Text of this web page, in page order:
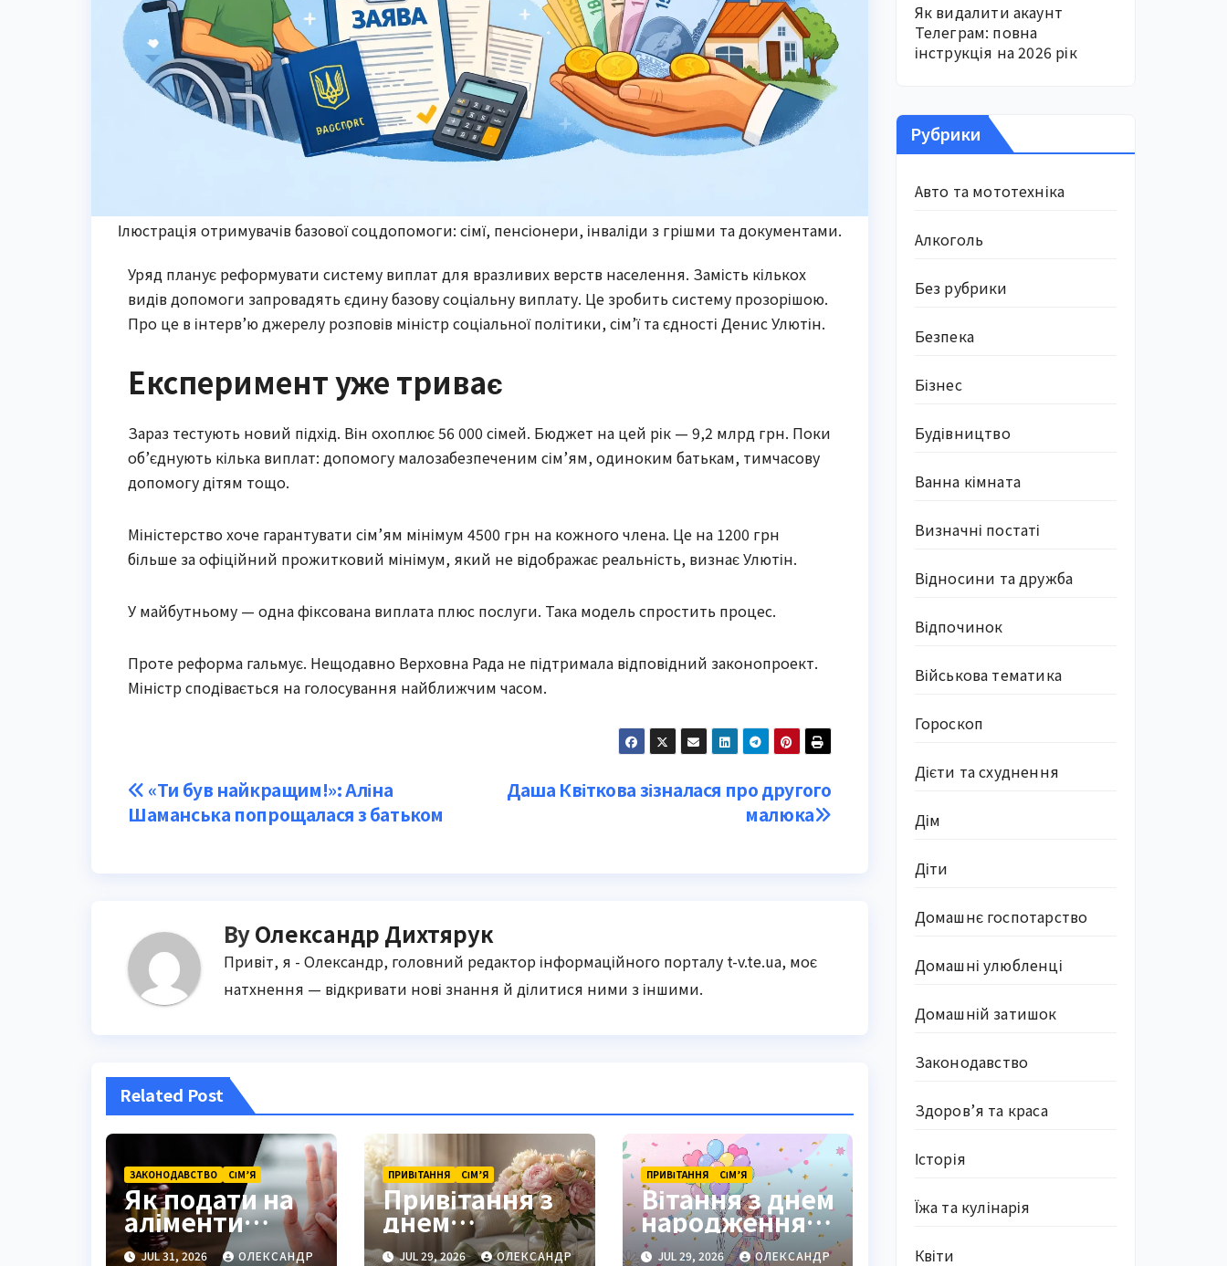
Ілюстрація отримувачів базової соцдопомоги: сімї, пенсіонери, інваліди з грішми та документами.
Уряд планує реформувати систему виплат для вразливих верств населення. Замість кількох
видів допомоги запровадять єдину базову соціальну виплату. Це зробить систему прозорішою.
Про це в інтерв’ю джерелу розповів міністр соціальної політики, сім’ї та єдності Денис Улютін.
Експеримент уже триває
Зараз тестують новий підхід. Він охоплює 56 000 сімей. Бюджет на цей рік — 9,2 млрд грн. Поки
об’єднують кілька виплат: допомогу малозабезпеченим сім’ям, одиноким батькам, тимчасову
допомогу дітям тощо.
Міністерство хоче гарантувати сім’ям мінімум 4500 грн на кожного члена. Це на 1200 грн
більше за офіційний прожитковий мінімум, який не відображає реальність, визнає Улютін.
У майбутньому — одна фіксована виплата плюс послуги. Така модель спростить процес.
Проте реформа гальмує. Нещодавно Верховна Рада не підтримала відповідний законопроект.
Міністр сподівається на голосування найближчим часом.
Post
navigation
Даша Квіткова зізналася про другого
малюка
«Ти був найкращим!»: Аліна
Шаманська попрощалася з батьком
ByОлександр Дихтярук
Привіт, я - Олександр, головний редактор інформаційного порталу t-v.te.ua, моє
натхнення — відкривати нові знання й ділитися ними з іншими.
Related Post
ЗАКОНОДАВСТВО СІМ’Я
Як подати на
аліменти
через Дію у
JUL 31, 2026
ОЛЕКСАНДР
ПРИВІТАННЯ СІМ’Я
Привітання з
днем
народження
JUL 29, 2026
ОЛЕКСАНДР
ПРИВІТАННЯ СІМ’Я
Вітання з днем
народження
племінниці:
JUL 29, 2026
ОЛЕКСАНДР
Як видалити акаунт
Телеграм: повна
інструкція на 2026 рік
Рубрики
Авто та мототехніка
Алкоголь
Без рубрики
Безпека
Бізнес
Будівництво
Ванна кімната
Визначні постаті
Відносини та дружба
Відпочинок
Військова тематика
Гороскоп
Дієти та схуднення
Дім
Діти
Домашнє госпотарство
Домашні улюбленці
Домашній затишок
Законодавство
Здоров’я та краса
Історія
Їжа та кулінарія
Квіти